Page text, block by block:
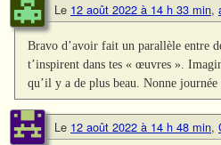
Le 12 août 2022 à 14 h 33 min,
Bravo d’avoir fait un parallèle entre
t’inspirent dans tes « œuvres ».
qu’il y a de plus beau. Nonne
Le 12 août 2022 à 14 h 48 min,